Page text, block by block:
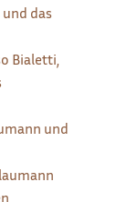
das
Bialetti,
und